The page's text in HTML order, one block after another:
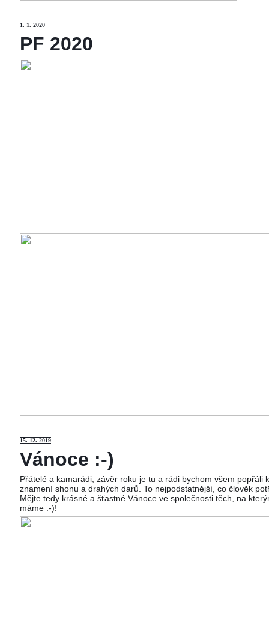
1. 1. 2020
PF 2020
15. 12. 2019
Vánoce :-)
Přátelé a kamarádi, závěr roku je tu a rádi bychom všem
znamení shonu a drahých darů. To nejpodstatnější, co člověk
Mějte tedy krásné a šťastné Vánoce ve společnosti těch, na
máme :-)!